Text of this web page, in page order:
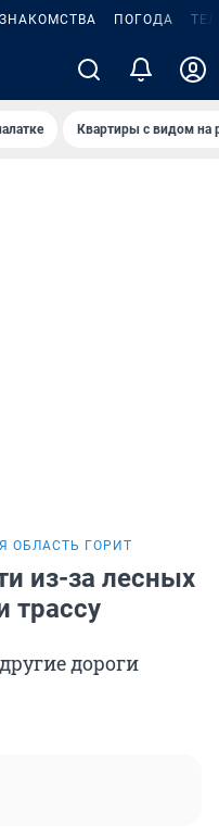
ЗНАКОМСТВА ПОГОДА
Квартиры с видом на
ОБЛАСТЬ ГОРИТ
из-за лесных
трассу
дороги